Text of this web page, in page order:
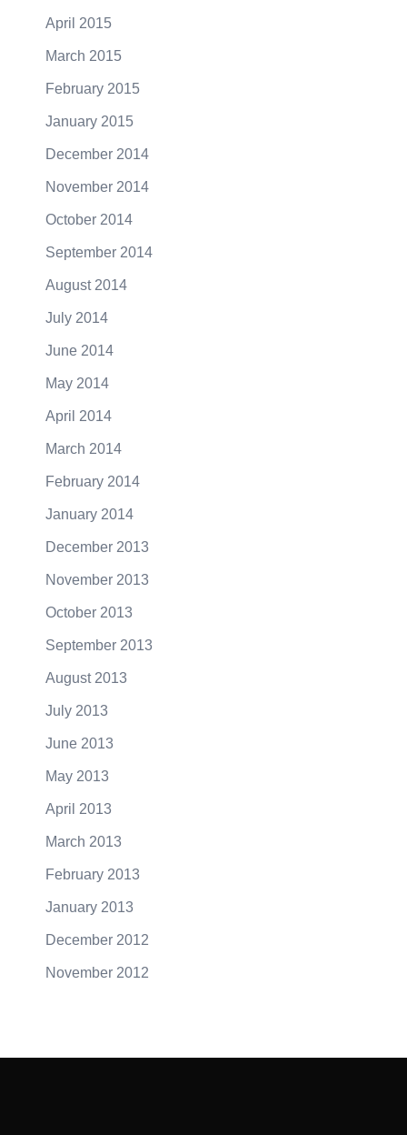
April 2015
March 2015
February 2015
January 2015
December 2014
November 2014
October 2014
September 2014
August 2014
July 2014
June 2014
May 2014
April 2014
March 2014
February 2014
January 2014
December 2013
November 2013
October 2013
September 2013
August 2013
July 2013
June 2013
May 2013
April 2013
March 2013
February 2013
January 2013
December 2012
November 2012